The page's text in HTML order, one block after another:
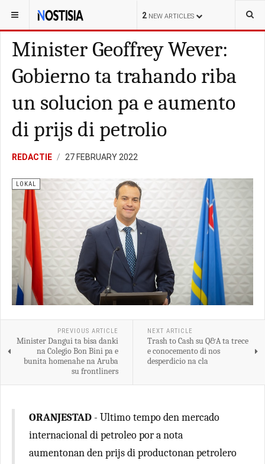
2 NEW ARTICLES
YOU ARE HERE: ARUBA
Minister Geoffrey Wever:
Gobierno ta trahando riba
un solucion pa e aumento
di prijs di petrolio
REDACTIE 27 FEBRUARY 2022
LOKAL
PREVIOUS ARTICLE
Minister Dangui ta bisa danki
na Colegio Bon Bini pa e
bunita homenahe na Aruba
su frontliners
NEXT ARTICLE
Trash to Cash su Q&A ta trece
e conocemento di nos
desperdicio na cla
ORANJESTAD - Ultimo tempo den mercado
internacional di petroleo por a nota
aumentonan den prijs di productonan petrolero